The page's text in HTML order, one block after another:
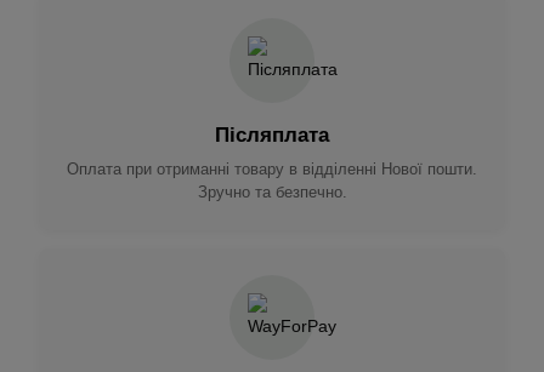
Післяплата
Оплата при отриманні товару в відділенні Нової пошти.
Зручно та безпечно.